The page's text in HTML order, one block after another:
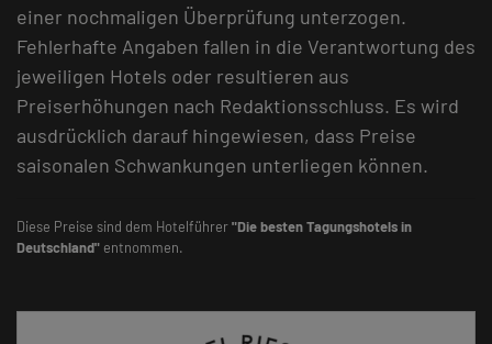
einer nochmaligen Überprüfung unterzogen.
Fehlerhafte Angaben fallen in die Verantwortung des
jeweiligen Hotels oder resultieren aus
Preiserhöhungen nach Redaktionsschluss. Es wird
ausdrücklich darauf hingewiesen, dass Preise
saisonalen Schwankungen unterliegen können.
Diese Preise sind dem Hotelführer"Die besten Tagungshotels in
Deutschland" entnommen.